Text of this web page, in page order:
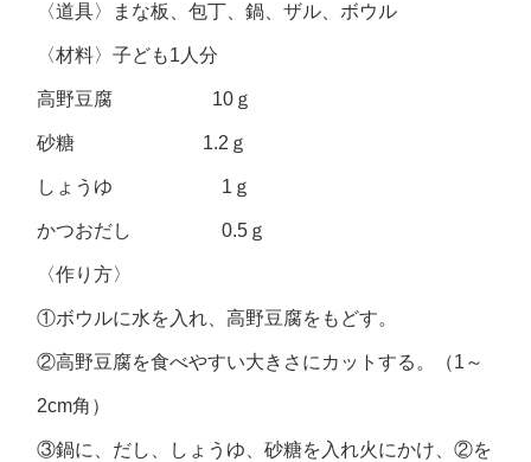
〈道具〉まな板、包丁、鍋、ザル、ボウル
〈材料〉子ども1人分
高野豆腐 10ｇ
砂糖 1.2ｇ
しょうゆ 1ｇ
かつおだし 0.5ｇ
〈作り方〉
①ボウルに水を入れ、高野豆腐をもどす。
②高野豆腐を食べやすい大きさにカットする。（1～
2cm角）
③鍋に、だし、しょうゆ、砂糖を入れ火にかけ、②を